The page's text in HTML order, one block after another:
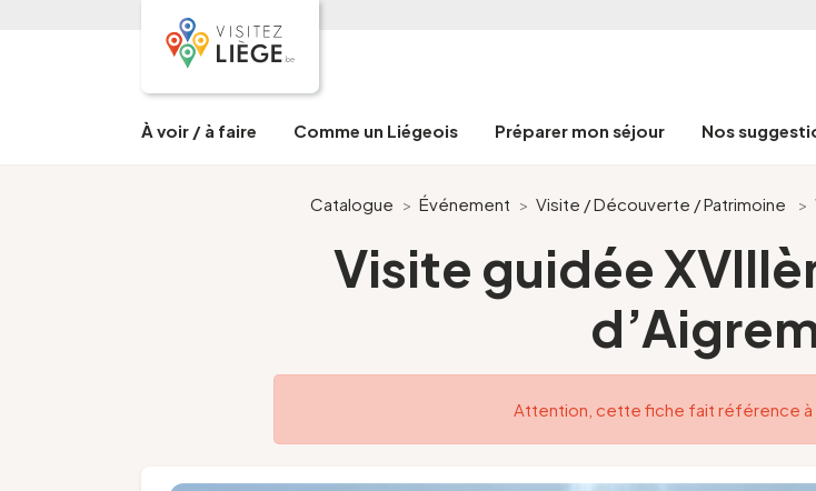
À voir / à faire Comme un Liégeois Préparer mon séjour Nos
Catalogue > Événement > Visite / Découverte / Patrimoine >
Visite guidée
Attention, cette fiche fait référence à